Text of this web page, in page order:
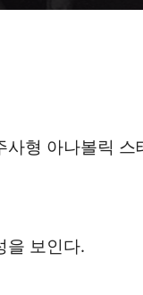
형 아나볼릭 스
을 보인다.